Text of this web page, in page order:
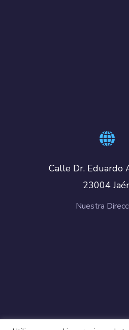
Calle Dr. Eduardo
23004
Nuestra